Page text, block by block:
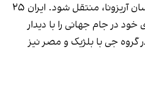
در مجموعه ورزشی کینو در توسان آریزونا، منتقل شود. ایران ۲۵
در جام جهانی را با دیدار
گروه جی با بلژیک و مصر نیز